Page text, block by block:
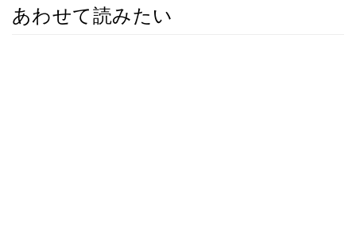
あわせて読みたい